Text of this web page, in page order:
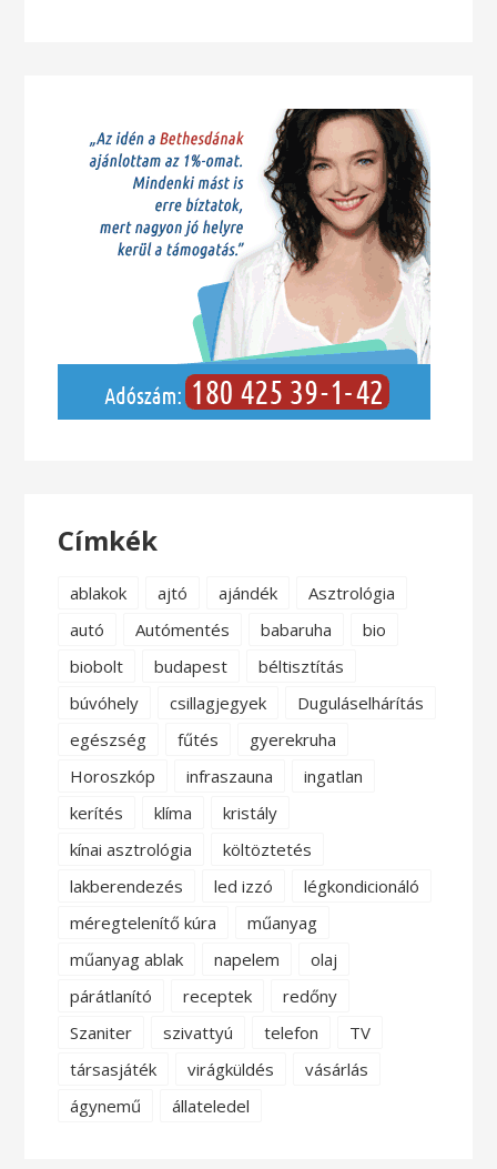
Címkék
ablakok ajtó ajándék
Asztrológia
autó
Autómentés babaruha
bio
biobolt
budapest
béltisztítás
búvóhely
csillagjegyek
Duguláselhárítás
egészség
fűtés
gyerekruha
Horoszkóp
infraszauna
ingatlan
kerítés
klíma
kristály
kínai asztrológia
költöztetés
lakberendezés
led izzó
légkondicionáló
méregtelenítő kúra
műanyag
műanyag ablak
napelem
olaj
párátlanító
receptek
redőny
Szaniter
szivattyú telefon
TV
társasjáték
virágküldés
vásárlás
ágynemű
állateledel